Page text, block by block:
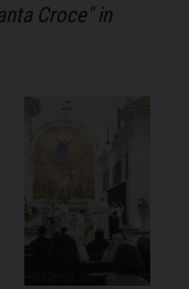
Croce" in